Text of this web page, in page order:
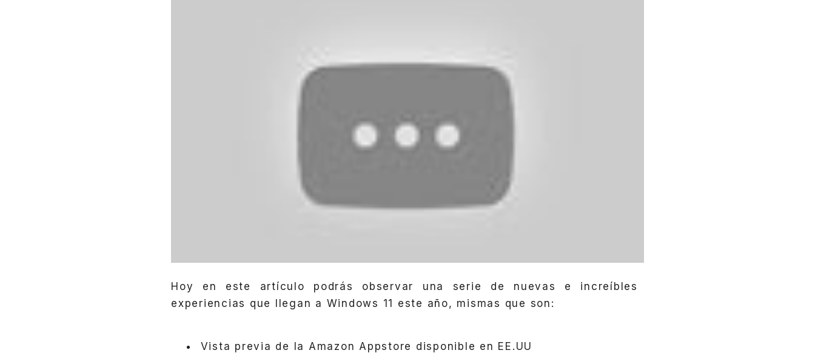
Hoy en este artículo podrás observar una serie de nuevas e increíbles
experiencias que llegan a Windows 11 este año, mismas que son:
Vista previa de la Amazon Appstore disponible en EE.UU